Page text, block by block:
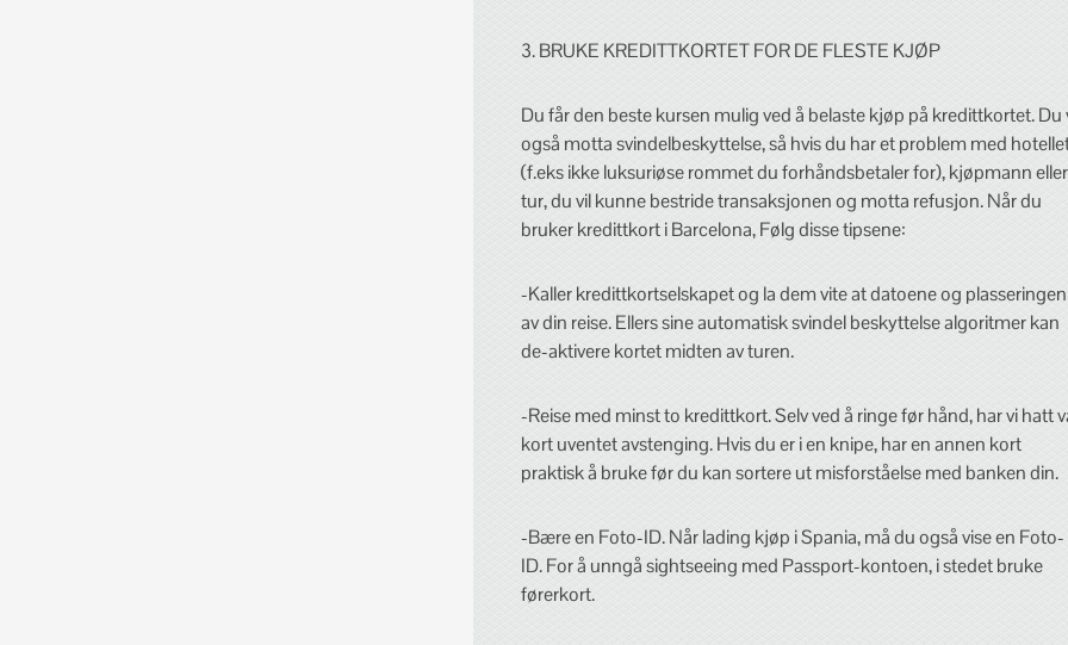
3. BRUKE KREDITTKORTET FOR DE FLESTE KJØP
Du får den beste kursen mulig ved å belaste kjøp på kredittkortet. Du
også motta svindelbeskyttelse, så hvis du har et problem med
(f.eks ikke luksuriøse rommet du forhåndsbetaler for), kjøpmann eller
tur, du vil kunne bestride transaksjonen og motta refusjon. Når du
bruker kredittkort i Barcelona, Følg disse tipsene:
-Kaller kredittkortselskapet og la dem vite at datoene og plasseringen
av din reise. Ellers sine automatisk svindel beskyttelse algoritmer kan
de-aktivere kortet midten av turen.
-Reise med minst to kredittkort. Selv ved å ringe før hånd, har vi hatt
kort uventet avstenging. Hvis du er i en knipe, har en annen kort
praktisk å bruke før du kan sortere ut misforståelse med banken din.
-Bære en Foto-ID. Når lading kjøp i Spania, må du også vise en Foto-
ID. For å unngå sightseeing med Passport-kontoen, i stedet bruke
førerkort.